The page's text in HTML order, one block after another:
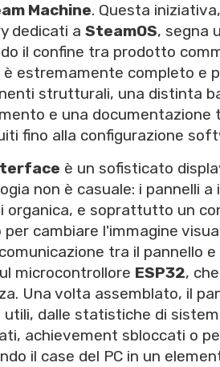
Machine. Questa
dedicati a SteamOS, segna
il confine tra prodotto
estremamente completo e
strutturali, una distinta
e una
fino alla configurazione
è un sofisticato
non è casuale: i pannelli
organica, e soprattutto un
per cambiare l'immagine
tra il pannello e
microcontrollore ESP32,
Una volta assemblato, il
dalle statistiche di
achievement sbloccati o
il case del PC in un